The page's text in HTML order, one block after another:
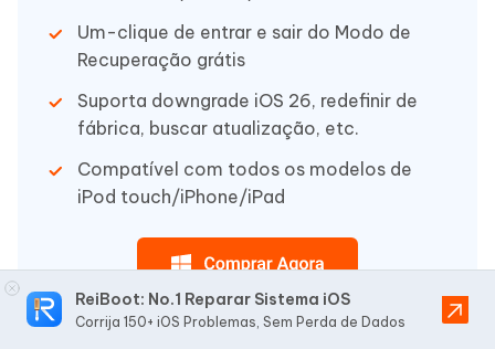
Um-clique de entrar e sair do Modo de
Recuperação grátis
Suporta downgrade iOS 26, redefinir de
fábrica, buscar atualização, etc.
Compatível com todos os modelos de
iPod touch/iPhone/iPad
ReiBoot: No.1 Reparar Sistema iOS
Corrija 150+ iOS Problemas, Sem Perda de Dados